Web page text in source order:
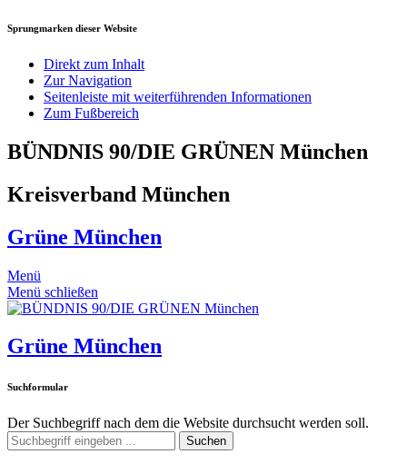
Sprungmarken dieser Website
Direkt zum Inhalt
Zur Navigation
Seitenleiste mit weiterführenden Informationen
Zum Fußbereich
BÜNDNIS 90/DIE GRÜNEN München
Kreisverband München
Grüne München
Menü
Menü schließen
Grüne München
Suchformular
Der Suchbegriff nach dem die Website durchsucht werden soll.
Suchen